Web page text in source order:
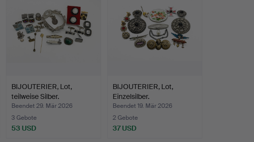
BIJOUTERIER, Lot,
teilweise Silber.
Beendet 29. Mär 2026
3 Gebote
53 USD
BIJOUTERIER, Lot,
Einzelsilber.
Beendet 19. Mär 2026
2 Gebote
37 USD